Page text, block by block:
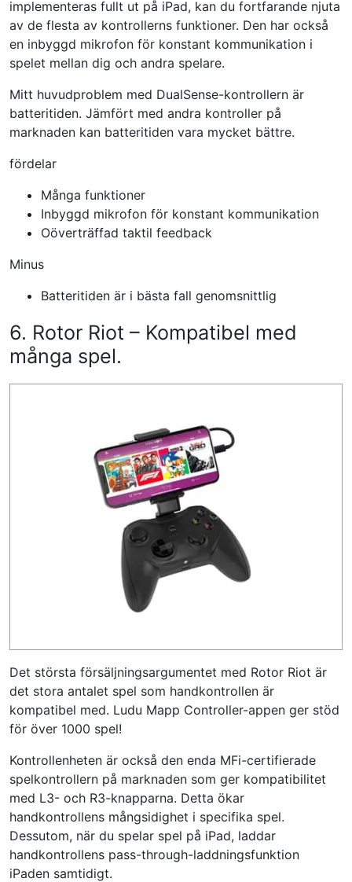
implementeras fullt ut på iPad, kan du fortfarande njuta
av de flesta av kontrollerns funktioner. Den har också
en inbyggd mikrofon för konstant kommunikation i
spelet mellan dig och andra spelare.
Mitt huvudproblem med DualSense-kontrollern är
batteritiden. Jämfört med andra kontroller på
marknaden kan batteritiden vara mycket bättre.
fördelar
Många funktioner
Inbyggd mikrofon för konstant kommunikation
Oöverträffad taktil feedback
Minus
Batteritiden är i bästa fall genomsnittlig
6. Rotor Riot – Kompatibel med
många spel.
Det största försäljningsargumentet med Rotor Riot är
det stora antalet spel som handkontrollen är
kompatibel med. Ludu Mapp Controller-appen ger stöd
för över 1000 spel!
Kontrollenheten är också den enda MFi-certifierade
spelkontrollern på marknaden som ger kompatibilitet
med L3- och R3-knapparna. Detta ökar
handkontrollens mångsidighet i specifika spel.
Dessutom, när du spelar spel på iPad, laddar
handkontrollens pass-through-laddningsfunktion
iPaden samtidigt.